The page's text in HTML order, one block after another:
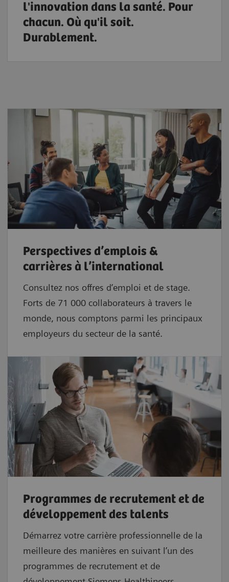
l'innovation dans la santé. Pour
chacun. Où qu'il soit.
Durablement.
Perspectives d’emplois &
carrières à l’international
Consultez nos offres d’emploi et de stage.
Forts de 71 000 collaborateurs à travers le
monde, nous comptons parmi les principaux
employeurs du secteur de la santé.
Programmes de recrutement et de
développement des talents
Démarrez votre carrière professionnelle de la
meilleure des manières en suivant l’un des
programmes de recrutement et de